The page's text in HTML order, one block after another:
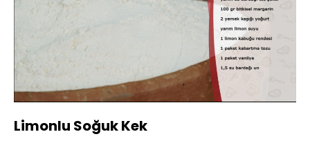
Sesi
Aç
Yüklendi:
8.98%
Hızı
Limonlu Soğuk Kek